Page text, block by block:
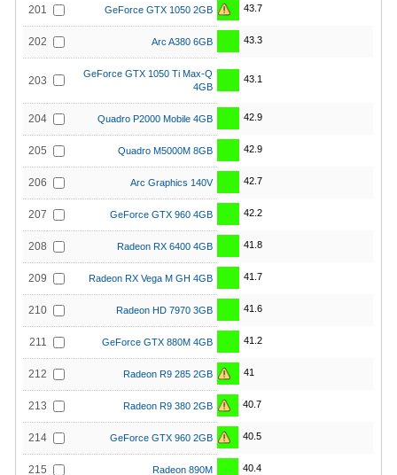
201 GeForce GTX 1050 2GB 43.7
202 Arc A380 6GB 43.3
203
GeForce GTX 1050 Ti Max-Q
4GB
43.1
204 Quadro P2000 Mobile 4GB 42.9
205 Quadro M5000M 8GB 42.9
206 Arc Graphics 140V 42.7
207 GeForce GTX 960 4GB 42.2
208 Radeon RX 6400 4GB 41.8
209 Radeon RX Vega M GH 4GB 41.7
210 Radeon HD 7970 3GB 41.6
211 GeForce GTX 880M 4GB 41.2
212 Radeon R9 285 2GB 41
213 Radeon R9 380 2GB 40.7
214 GeForce GTX 960 2GB 40.5
215 Radeon 890M 40.4